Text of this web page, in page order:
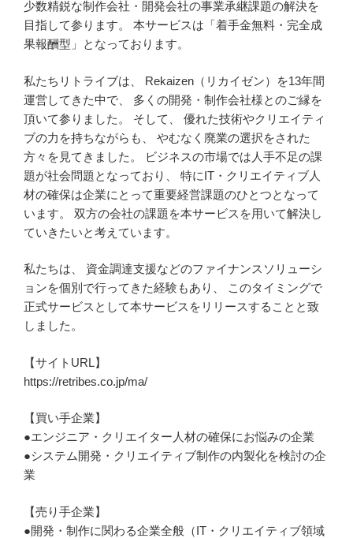
少数精鋭な制作会社・開発会社の事業承継課題の解決を
目指して参ります。 本サービスは「着手金無料・完全成
果報酬型」となっております。
私たちリトライブは、 Rekaizen（リカイゼン）を13年間
運営してきた中で、 多くの開発・制作会社様とのご縁を
頂いて参りました。 そして、 優れた技術やクリエイティ
ブの力を持ちながらも、 やむなく廃業の選択をされた
方々を見てきました。 ビジネスの市場では人手不足の課
題が社会問題となっており、 特にIT・クリエイティブ人
材の確保は企業にとって重要経営課題のひとつとなって
います。 双方の会社の課題を本サービスを用いて解決し
ていきたいと考えています。
私たちは、 資金調達支援などのファイナンスソリューシ
ョンを個別で行ってきた経験もあり、 このタイミングで
正式サービスとして本サービスをリリースすることと致
しました。
【サイトURL】
https://retribes.co.jp/ma/
【買い手企業】
●エンジニア・クリエイター人材の確保にお悩みの企業
●システム開発・クリエイティブ制作の内製化を検討の企
業
【売り手企業】
●開発・制作に関わる企業全般（IT・クリエイティブ領域